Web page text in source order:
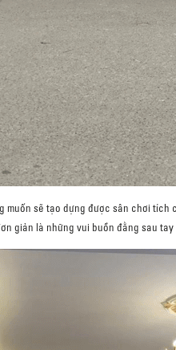
sẽ tạo dựng được sân chơi
giản là những vui buồn đằng sau tay